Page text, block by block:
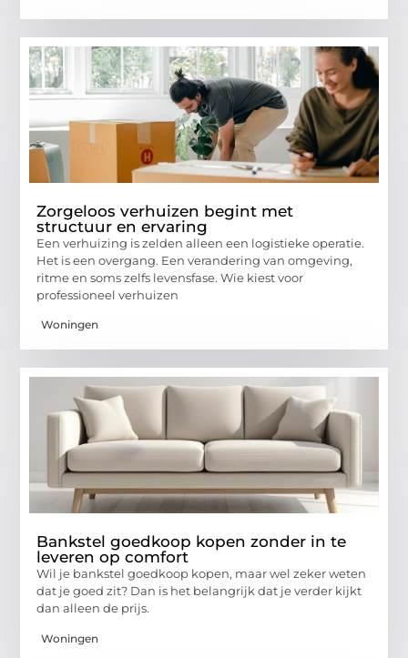
Zorgeloos verhuizen begint met
structuur en ervaring
Een verhuizing is zelden alleen een logistieke operatie.
Het is een overgang. Een verandering van omgeving,
ritme en soms zelfs levensfase. Wie kiest voor
professioneel verhuizen
Woningen
Bankstel goedkoop kopen zonder in te
leveren op comfort
Wil je bankstel goedkoop kopen, maar wel zeker weten
dat je goed zit? Dan is het belangrijk dat je verder kijkt
dan alleen de prijs.
Woningen